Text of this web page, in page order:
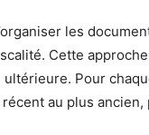
les
Cette
ultérieure. Pour
récent au plus